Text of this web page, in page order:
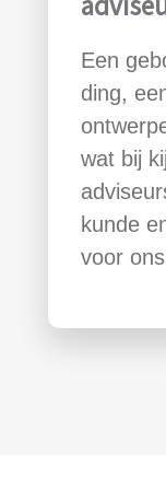
Een
ding,
wat bij
kunde
voor